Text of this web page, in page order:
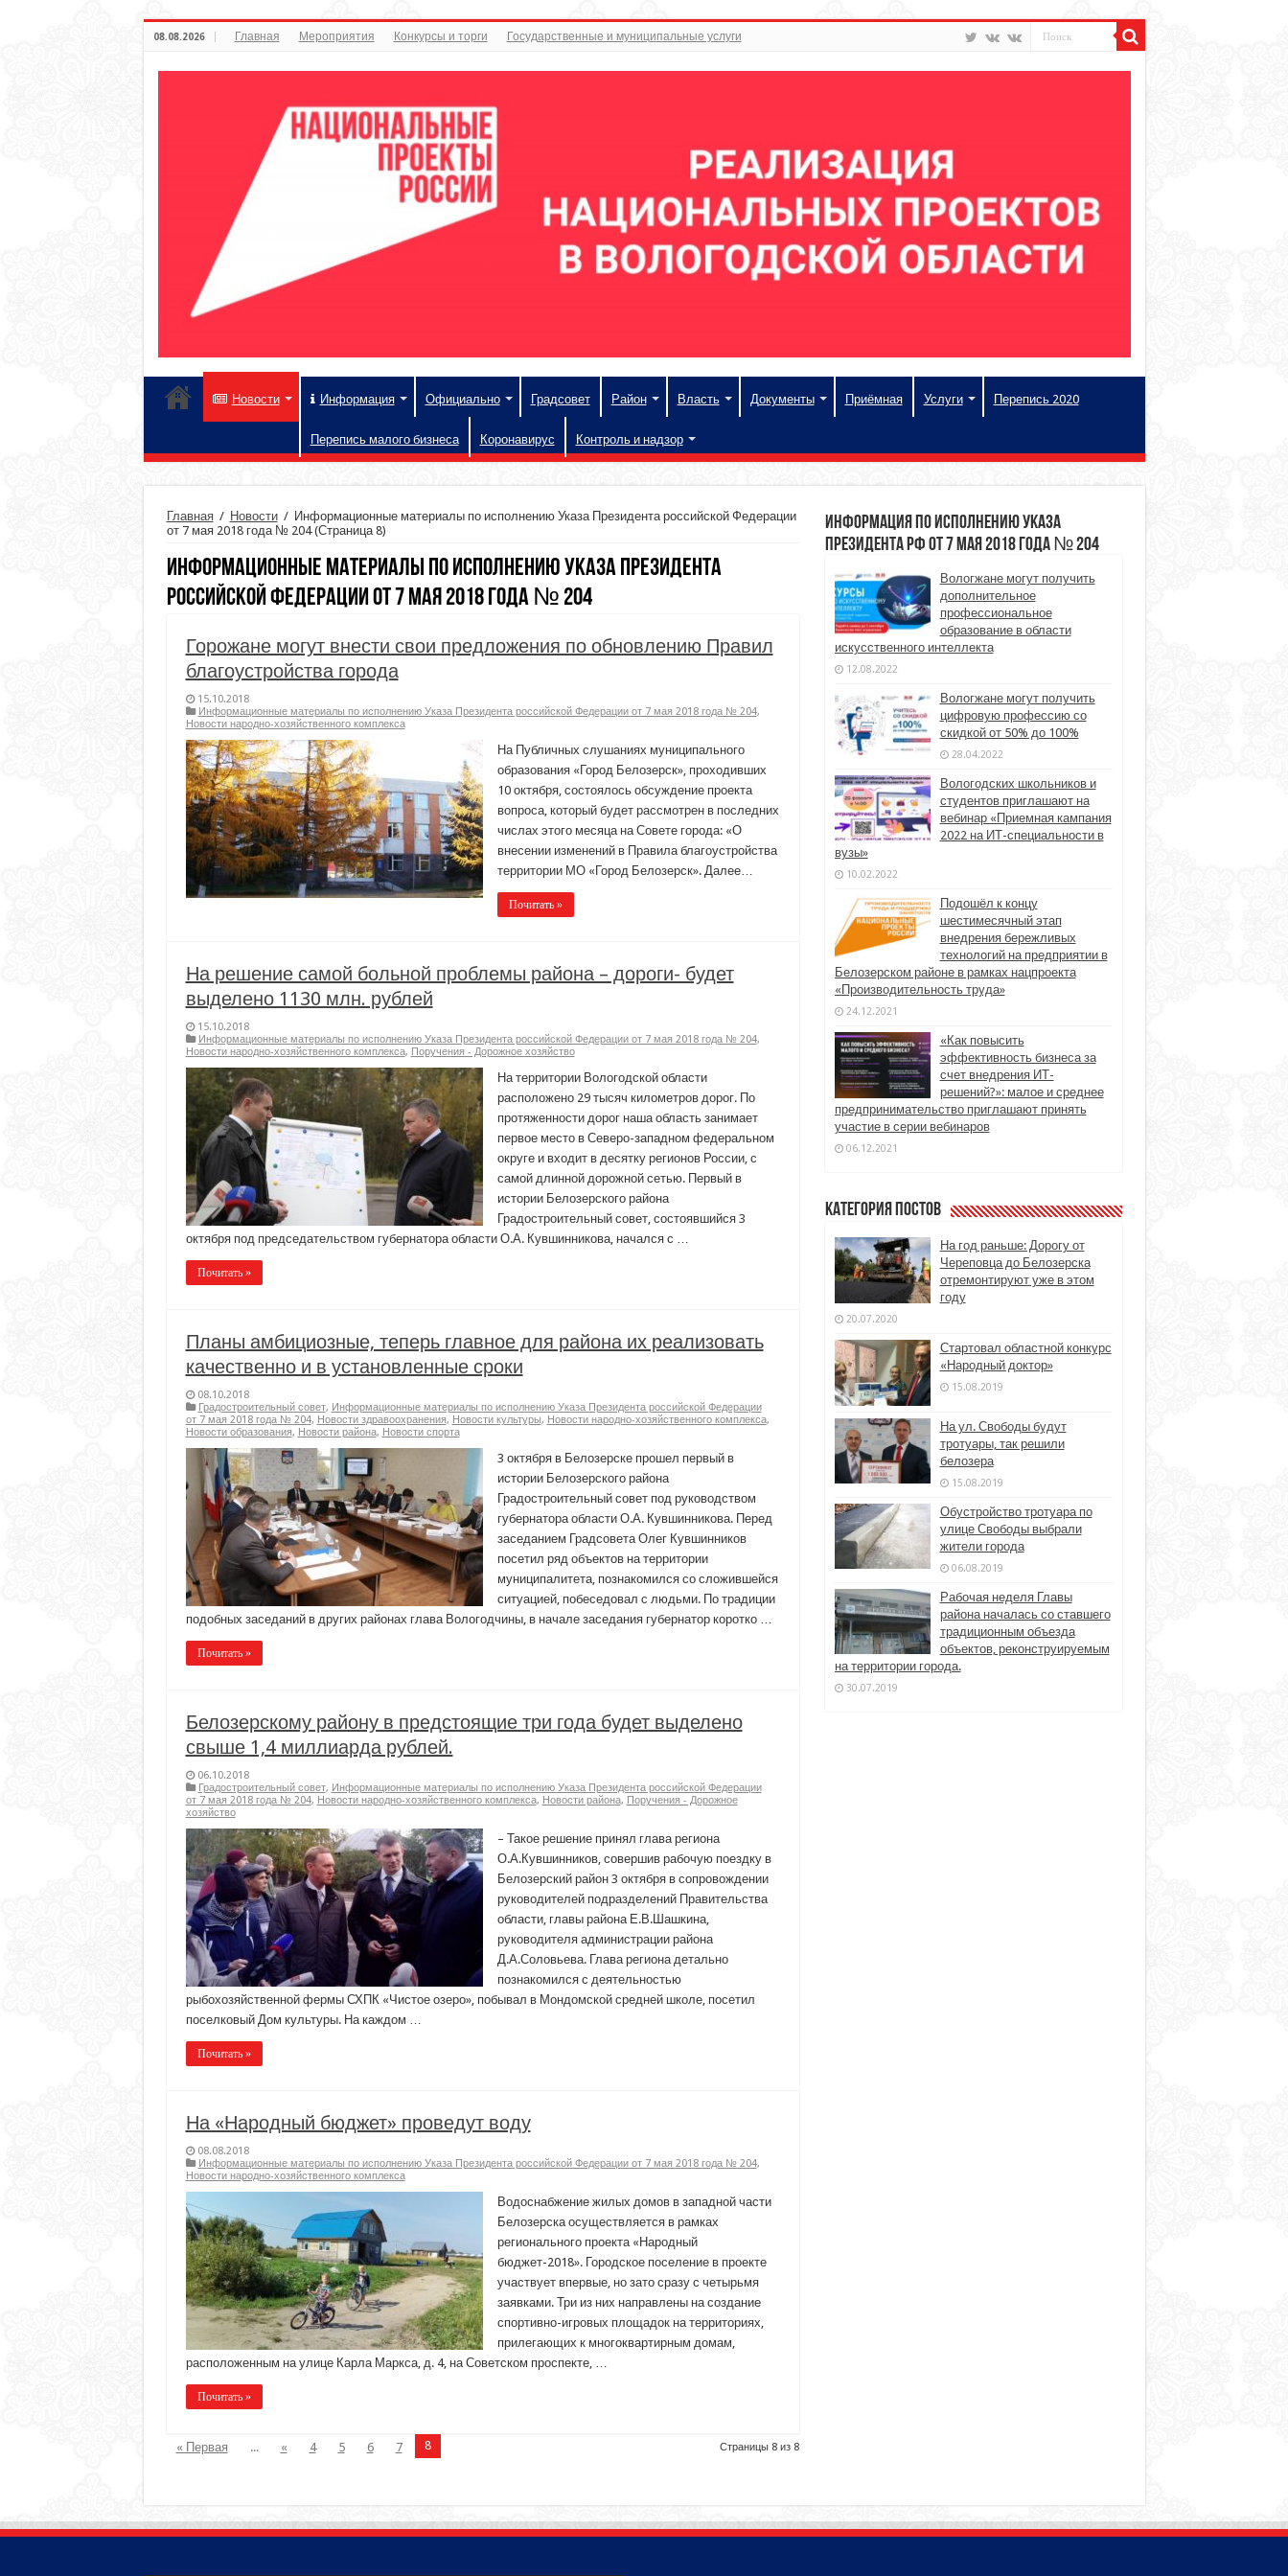
08.08.2026 Главная Мероприятия Конкурсы и торги Государственные и муниципальные услуги
Новости Информация Официально Градсовет Район Власть Документы Приёмная Услуги Перепись 2020
Перепись малого бизнеса Коронавирус Контроль и надзор
Главная / Новости / Информационные материалы по исполнению Указа Президента российской Федерации
от 7 мая 2018 года № 204(Страница 8)
Информационные материалы по исполнению Указа Президента
российской Федерации от 7 мая 2018 года № 204
Горожане могут внести свои предложения по обновлению Правил
благоустройства города
15.10.2018
Информационные материалы по исполнению Указа Президента российской Федерации от 7 мая 2018 года № 204,
Новости народно-хозяйственного комплекса
На Публичных слушаниях муниципального
образования «Город Белозерск», проходивших
10 октября, состоялось обсуждение проекта
вопроса, который будет рассмотрен в последних
числах этого месяца на Совете города: «О
внесении изменений в Правила благоустройства
территории МО «Город Белозерск». Далее…
Почитать »
На решение самой больной проблемы района – дороги- будет
выделено 1130 млн. рублей
15.10.2018
Информационные материалы по исполнению Указа Президента российской Федерации от 7 мая 2018 года № 204,
Новости народно-хозяйственного комплекса, Поручения - Дорожное хозяйство
На территории Вологодской области
расположено 29 тысяч километров дорог. По
протяженности дорог наша область занимает
первое место в Северо-западном федеральном
округе и входит в десятку регионов России, с
самой длинной дорожной сетью. Первый в
истории Белозерского района
Градостроительный совет, состоявшийся 3
октября под председательством губернатора области О.А. Кувшинникова, начался с …
Почитать »
Планы амбициозные, теперь главное для района их реализовать
качественно и в установленные сроки
08.10.2018
Градостроительный совет, Информационные материалы по исполнению Указа Президента российской Федерации
от 7 мая 2018 года № 204, Новости здравоохранения, Новости культуры, Новости народно-хозяйственного комплекса,
Новости образования, Новости района, Новости спорта
3 октября в Белозерске прошел первый в
истории Белозерского района
Градостроительный совет под руководством
губернатора области О.А. Кувшинникова. Перед
заседанием Градсовета Олег Кувшинников
посетил ряд объектов на территории
муниципалитета, познакомился со сложившейся
ситуацией, побеседовал с людьми. По традиции
подобных заседаний в других районах глава Вологодчины, в начале заседания губернатор коротко …
Почитать »
Белозерскому району в предстоящие три года будет выделено
свыше 1,4 миллиарда рублей.
06.10.2018
Градостроительный совет, Информационные материалы по исполнению Указа Президента российской Федерации
от 7 мая 2018 года № 204, Новости народно-хозяйственного комплекса, Новости района, Поручения - Дорожное
хозяйство
– Такое решение принял глава региона
О.А.Кувшинников, совершив рабочую поездку в
Белозерский район 3 октября в сопровождении
руководителей подразделений Правительства
области, главы района Е.В.Шашкина,
руководителя администрации района
Д.А.Соловьева. Глава региона детально
познакомился с деятельностью
рыбохозяйственной фермы СХПК «Чистое озеро», побывал в Мондомской средней школе, посетил
поселковый Дом культуры. На каждом …
Почитать »
На «Народный бюджет» проведут воду
08.08.2018
Информационные материалы по исполнению Указа Президента российской Федерации от 7 мая 2018 года № 204,
Новости народно-хозяйственного комплекса
Водоснабжение жилых домов в западной части
Белозерска осуществляется в рамках
регионального проекта «Народный
бюджет-2018». Городское поселение в проекте
участвует впервые, но зато сразу с четырьмя
заявками. Три из них направлены на создание
спортивно-игровых площадок на территориях,
прилегающих к многоквартирным домам,
расположенным на улице Карла Маркса, д. 4, на Советском проспекте, …
Почитать »
Страницы 8 из 8
« Первая ... « 4 5 6 7 8
информация по исполнению указа
Президента РФ от 7 мая 2018 года № 204
Вологжане могут получить
дополнительное
профессиональное
образование в области
искусственного интеллекта
12.08.2022
Вологжане могут получить
цифровую профессию со
скидкой от 50% до 100%
28.04.2022
Вологодских школьников и
студентов приглашают на
вебинар «Приемная кампания
2022 на ИТ-специальности в
вузы»
10.02.2022
Подошёл к концу
шестимесячный этап
внедрения бережливых
технологий на предприятии в
Белозерском районе в рамках нацпроекта
«Производительность труда»
24.12.2021
«Как повысить
эффективность бизнеса за
счет внедрения ИТ-
решений?»: малое и среднее
предпринимательство приглашают принять
участие в серии вебинаров
06.12.2021
Категория постов
На год раньше: Дорогу от
Череповца до Белозерска
отремонтируют уже в этом
году
20.07.2020
Стартовал областной конкурс
«Народный доктор»
15.08.2019
На ул. Свободы будут
тротуары, так решили
белозера
15.08.2019
Обустройство тротуара по
улице Свободы выбрали
жители города
06.08.2019
Рабочая неделя Главы
района началась со ставшего
традиционным объезда
объектов, реконструируемым
на территории города.
30.07.2019